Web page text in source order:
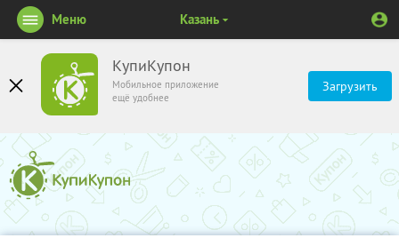
КупиКупон
Мобильное приложение
ещё удобнее
Загрузить
Меню Казань